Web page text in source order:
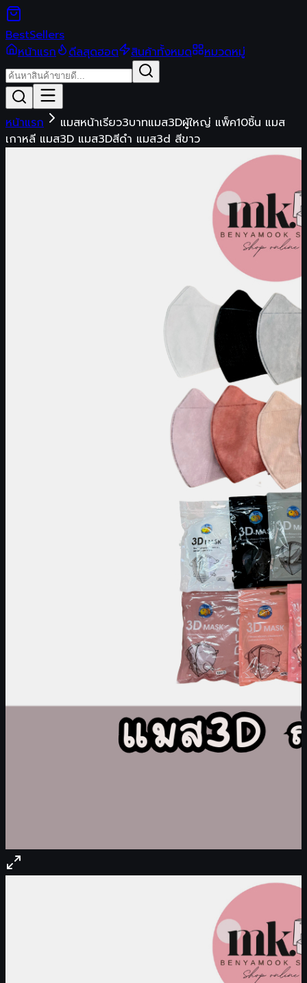
BestSellers
หน้าแรก
ดีลสุดฮอต สินค้าทั้งหมด หมวดหมู่
หน้าแรก
แมสหน้าเรียว3บาทแมส3Dผู้ใหญ่ แพ็ค10ชิ้น แมส
เกาหลี แมส3D แมส3Dสีดำ แมส3d สีขาว